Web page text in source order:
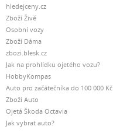
hledejceny.cz
Zboží Živě
Osobní vozy
Zboží Dáma
zbozi.blesk.cz
Jak na prohlídku ojetého vozu?
HobbyKompas
Auto pro začátečníka do 100 000 Kč
Zboží Auto
Ojetá Škoda Octavia
Jak vybrat auto?